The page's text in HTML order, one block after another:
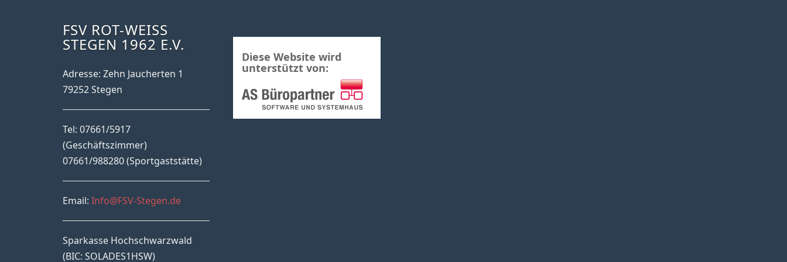
FSV ROT-WEISS S
TEGEN 1962 E.V.
Adresse: Zehn Jaucherten 1
79252 Stegen
Tel: 07661/5917
(Geschäftszimmer)
07661/988280 (Sportgaststätte)
Email: Info@FSV-Stegen.de
Sparkasse Hochschwarzwald
(BIC: SOLADES1HSW)
Diese Website wird
unterstützt von: